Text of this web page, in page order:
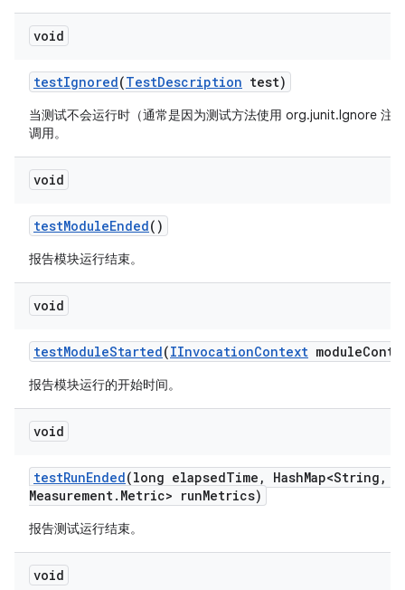
void
testIgnored(TestDescription test)
当测试不会运行时（通常是因为测试方法使用 org.junit.Ignore 注
调用。
void
testModuleEnded()
报告模块运行结束。
void
testModuleStarted(IInvocationContext module
报告模块运行的开始时间。
void
testRunEnded(long elapsedTime , HashMap<String ,
Measurement. Metric> runMetrics)
报告测试运行结束。
void